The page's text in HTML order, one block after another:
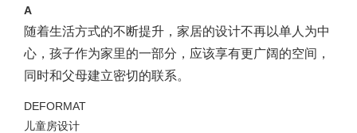
A
随着生活方式的不断提升，家居的设计不再以单人为中
心，孩子作为家里的一部分，应该享有更广阔的空间，
同时和父母建立密切的联系。
DEFORMAT
儿童房设计